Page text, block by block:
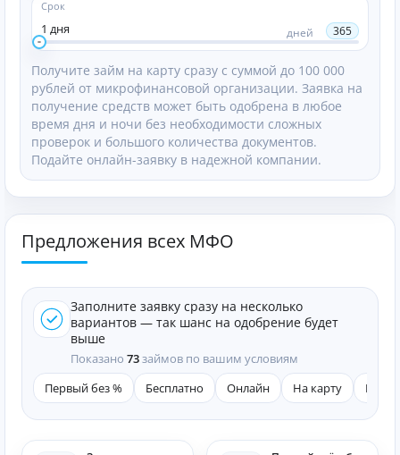
Срок
1 дня дней 365
Получите займ на карту сразу с суммой до 100 000
рублей от микрофинансовой организации. Заявка на
получение средств может быть одобрена в любое
время дня и ночи без необходимости сложных
проверок и большого количества документов.
Подайте онлайн-заявку в надежной компании.
Предложения всех МФО
Заполните заявку сразу на несколько
вариантов — так шанс на одобрение будет
выше
Показано 73займов по вашим условиям
Первый без %
Бесплатно Онлайн На карту